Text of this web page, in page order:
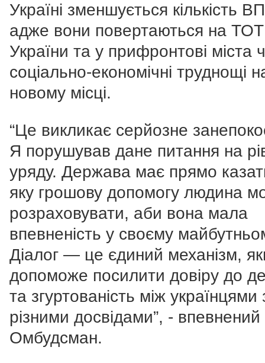
Україні зменшується кількість
адже вони повертаються на ТОТ
України та у прифронтові міста
соціально-економічні труднощі
новому місці.
“Це викликає серйозне
Я порушував дане питання на
уряду. Держава має прямо
яку грошову допомогу людина
розраховувати, аби вона мала
впевненість у своєму
Діалог — це єдиний механізм,
допоможе посилити довіру до
та згуртованість між українцями
різними досвідами”, - впевнений
Омбудсман.